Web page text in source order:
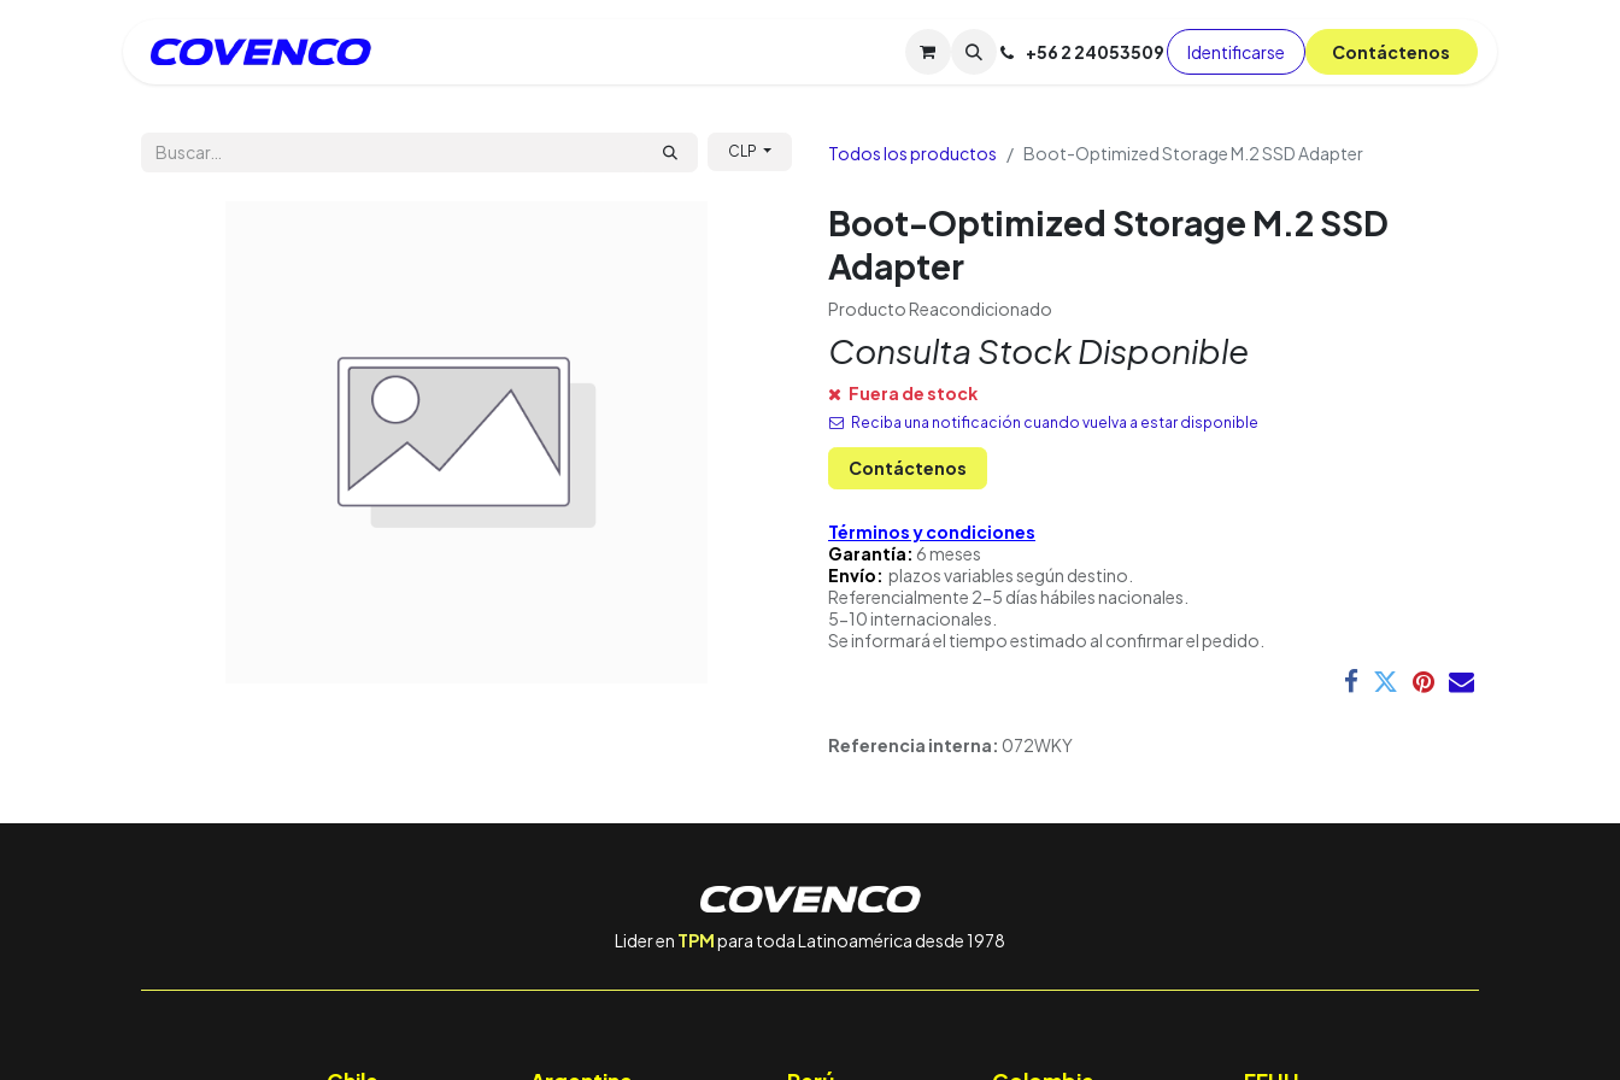
Soporte TPM (CL) Tienda Cursos Blog
+56 2 24053509 Identificarse C​​​​ont​​​​áct​​​​​​en​​​​​​os
CLP Todos los productos Boot-Optimized Storage M.2 SSD Adapter
Boot-Optimized Storage M.2 SSD
Adapter
Producto Reacondicionado
Consulta Stock Disponible
Fuera de stock
Reciba una notificación cuando vuelva a estar disponible
Contáctenos
Términos y condiciones
Garantía: 6 meses
Envío: plazos variables según destino.
Referencialmente 2-5 días hábiles nacionales.
5-10 internacionales.
Se informará el tiempo estimado al confirmar el pedido.
Referencia interna: 072WKY
Lider en TPMpara toda Latinoamérica desde 1978